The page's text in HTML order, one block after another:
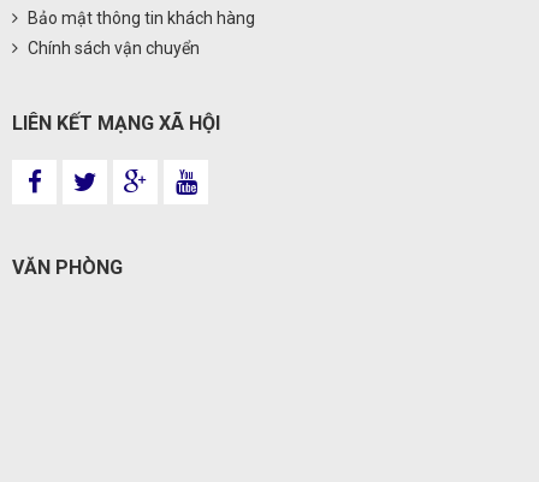
Bảo mật thông tin khách hàng
Chính sách vận chuyển
LIÊN KẾT MẠNG XÃ HỘI
VĂN PHÒNG